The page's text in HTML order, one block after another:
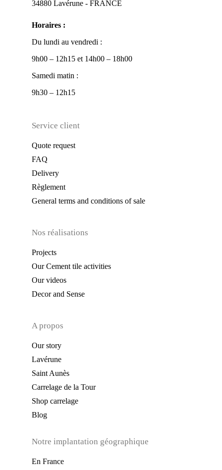
34880 Lavérune - FRANCE
Horaires :
Du lundi au vendredi :
9h00 – 12h15 et 14h00 – 18h00
Samedi matin :
9h30 – 12h15
Service client
Quote request
FAQ
Delivery
Règlement
General terms and conditions of sale
Nos réalisations
Projects
Our Cement tile activities
Our videos
Decor and Sense
A propos
Our story
Lavérune
Saint Aunès
Carrelage de la Tour
Shop carrelage
Blog
Notre implantation géographique
En France